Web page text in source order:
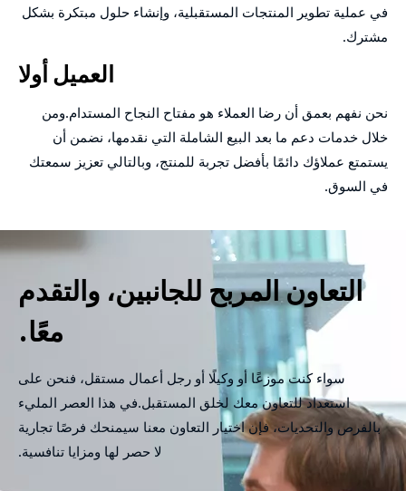
في عملية تطوير المنتجات المستقبلية، وإنشاء حلول مبتكرة بشكل
مشترك.
العميل أولا
نحن نفهم بعمق أن رضا العملاء هو مفتاح النجاح المستدام.ومن
خلال خدمات دعم ما بعد البيع الشاملة التي نقدمها، نضمن أن
يستمتع عملاؤك دائمًا بأفضل تجربة للمنتج، وبالتالي تعزيز سمعتك
في السوق.
التعاون المربح للجانبين، والتقدم
معًا.
سواء كنت موزعًا أو وكيلًا أو رجل أعمال مستقل، فنحن على
استعداد للتعاون معك لخلق المستقبل.في هذا العصر المليء
بالفرص والتحديات، فإن اختيار التعاون معنا سيمنحك فرصًا تجارية
لا حصر لها ومزايا تنافسية.